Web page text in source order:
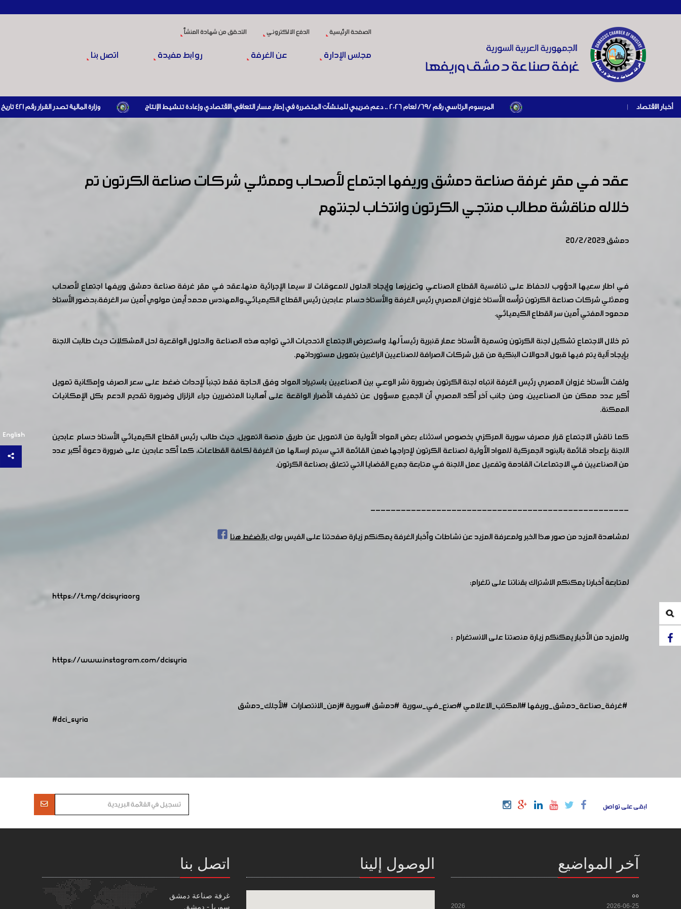
الصفحة الرئيسية الدفع الالكتروني التحقق من شهادة المنشأ
مجلس الإدارة عن الغرفة روابط مفيدة اتصل بنا
أخبار الاقتصاد | المرسوم الرئاسي رقم /69/ لعام 2026 .. دعم ضريبي للمنشآت المتضررة في إطار مسار التعافي الاقتصادي وإعادة تنشيط الإنتاج وزارة المالية تصدر القرار رقم 421 تاريخ 24/3/2026 المتضمن الزام المستوردين بإبراز براءة ذمة مالية سارية صادرة عن الهيئة العامة للضرائب والرسوم أو مديرياتها عند القيام بعمليات الاستيراد
English
عقد في مقر غرفة صناعة دمشق وريفها اجتماع لأصحاب وممثلي شركات صناعة الكرتون تم
خلاله مناقشة مطالب منتجي الكرتون وانتخاب لجنتهم
دمشق 20/2/2023
في اطار سعيها الدؤوب للحفاظ على تنافسية القطاع الصناعي وتعزيزها وإيجاد الحلول للمعوقات لا سيما الإجرائية منها،عقد في مقر غرفة صناعة دمشق وريفها اجتماع لأصحاب
وممثلي شركات صناعة الكرتون ترأسه الأستاذ غزوان المصري رئيس الغرفة والأستاذ حسام عابدين رئيس القطاع الكيميائي،والمهندس محمد أيمن مولوي أمين سر الغرفة،بحضور الأستاذ
محمود المفتي أمين سر القطاع الكيميائي.
تم خلال الاجتماع تشكيل لجنة الكرتون وتسمية الأستاذ عمار قنبرية رئيساً لها، واستعرض الاجتماع التحديات التي تواجه هذه الصناعة والحلول الواقعية لحل المشكلات حيث طالبت اللجنة
بإيجاد آلية يتم فيها قبول الحوالات البنكية من قبل شركات الصرافة للصناعيين الراغبين بتمويل مستورداتهم.
ولفت الأستاذ غزوان المصري رئيس الغرفة انتباه لجنة الكرتون بضرورة نشر الوعي بين الصناعيين باستيراد المواد وفق الحاجة فقط تجنباً لإحداث ضغط على سعر الصرف وإمكانية تمويل
أكبر عدد ممكن من الصناعيين، ومن جانب آخر أكد المصري أن الجميع مسؤول عن تخفيف الأضرار الواقعة على أهالينا المتضررين جراء الزلزال وضرورة تقديم الدعم بكل الإمكانيات
الممكنة.
كما ناقش الاجتماع قرار مصرف سورية المركزي بخصوص استثناء بعض المواد الأولية من التمويل عن طريق منصة التمويل, حيث طالب رئيس القطاع الكيميائي الأستاذ حسام عابدين
اللجنة بإعداد قائمة بالبنود الجمركية للمواد الأولية لصناعة الكرتون لإدراجها ضمن القائمة التي سيتم ارسالها من الغرفة لكافة القطاعات، كما أكد عابدين على ضرورة دعوة أكبر عدد
من الصناعيين في الاجتماعات القادمة وتفعيل عمل اللجنة في متابعة جميع القضايا التي تتعلق بصناعة الكرتون.
---------------------------------------------------
لمشاهدة المزيد من صور هذا الخبر ولمعرفة المزيد عن نشاطات وأخبار الغرفة يمكنكم زيارة صفحتنا على الفيس بوكبالضغط هنا
لمتابعة أخبارنا يمكنكم الاشتراك بقناتنا على تلغرام:
https://t.me/dcisyriaorg
وللمزيد من الأخبار يمكنكم زيارة منصتنا على الانستغرام :
https://www.instagram.com/dcisyria​
#غرفة_صناعة_دمشق_وريفها#المكتب_الاعلامي#صنع_في_سورية #دمشق#سورية#زمن_الانتصارات #لأجلك_دمشق
#dci_syria
ابقى على تواصل
آخر المواضيع
55
2026-06-25
2026
الوصول إلينا اتصل بنا
غرفة صناعة دمشق
سوريا - دمشق